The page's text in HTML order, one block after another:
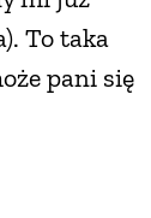
To taka
pani się